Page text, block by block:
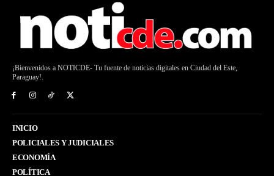
¡Bienvenidos a NOTICDE- Tu fuente de noticias digitales en Ciudad del Este,
Paraguay!.
INICIO
POLICIALES Y JUDICIALES
ECONOMÍA
POLÍTICA